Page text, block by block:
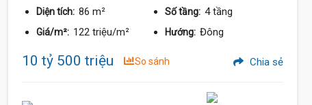
Diện tích: 86 m² Số tầng: 4 tầng
Giá/m²: 122 triệu/m² Hướng: Đông
10 tỷ 500 triệu So sánh Chia sẻ